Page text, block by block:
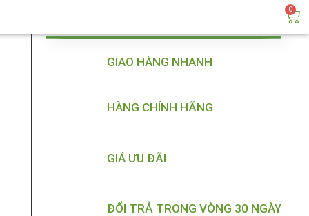
0
GIAO HÀNG NHANH
HÀNG CHÍNH HÃNG
GIÁ ƯU ĐÃI
ĐỔI TRẢ TRONG VÒNG 30 NGÀY